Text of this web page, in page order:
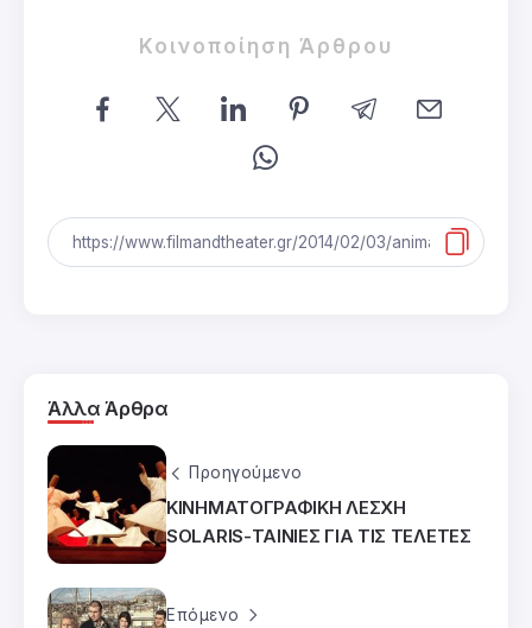
Κοινοποίηση Άρθρου
Άλλα Άρθρα
Προηγούμενο
ΚΙΝΗΜΑΤΟΓΡΑΦΙΚΗ ΛΕΣΧΗ
SOLARIS-ΤΑΙΝΙΕΣ ΓΙΑ ΤΙΣ ΤΕΛΕΤΕΣ
Επόμενο